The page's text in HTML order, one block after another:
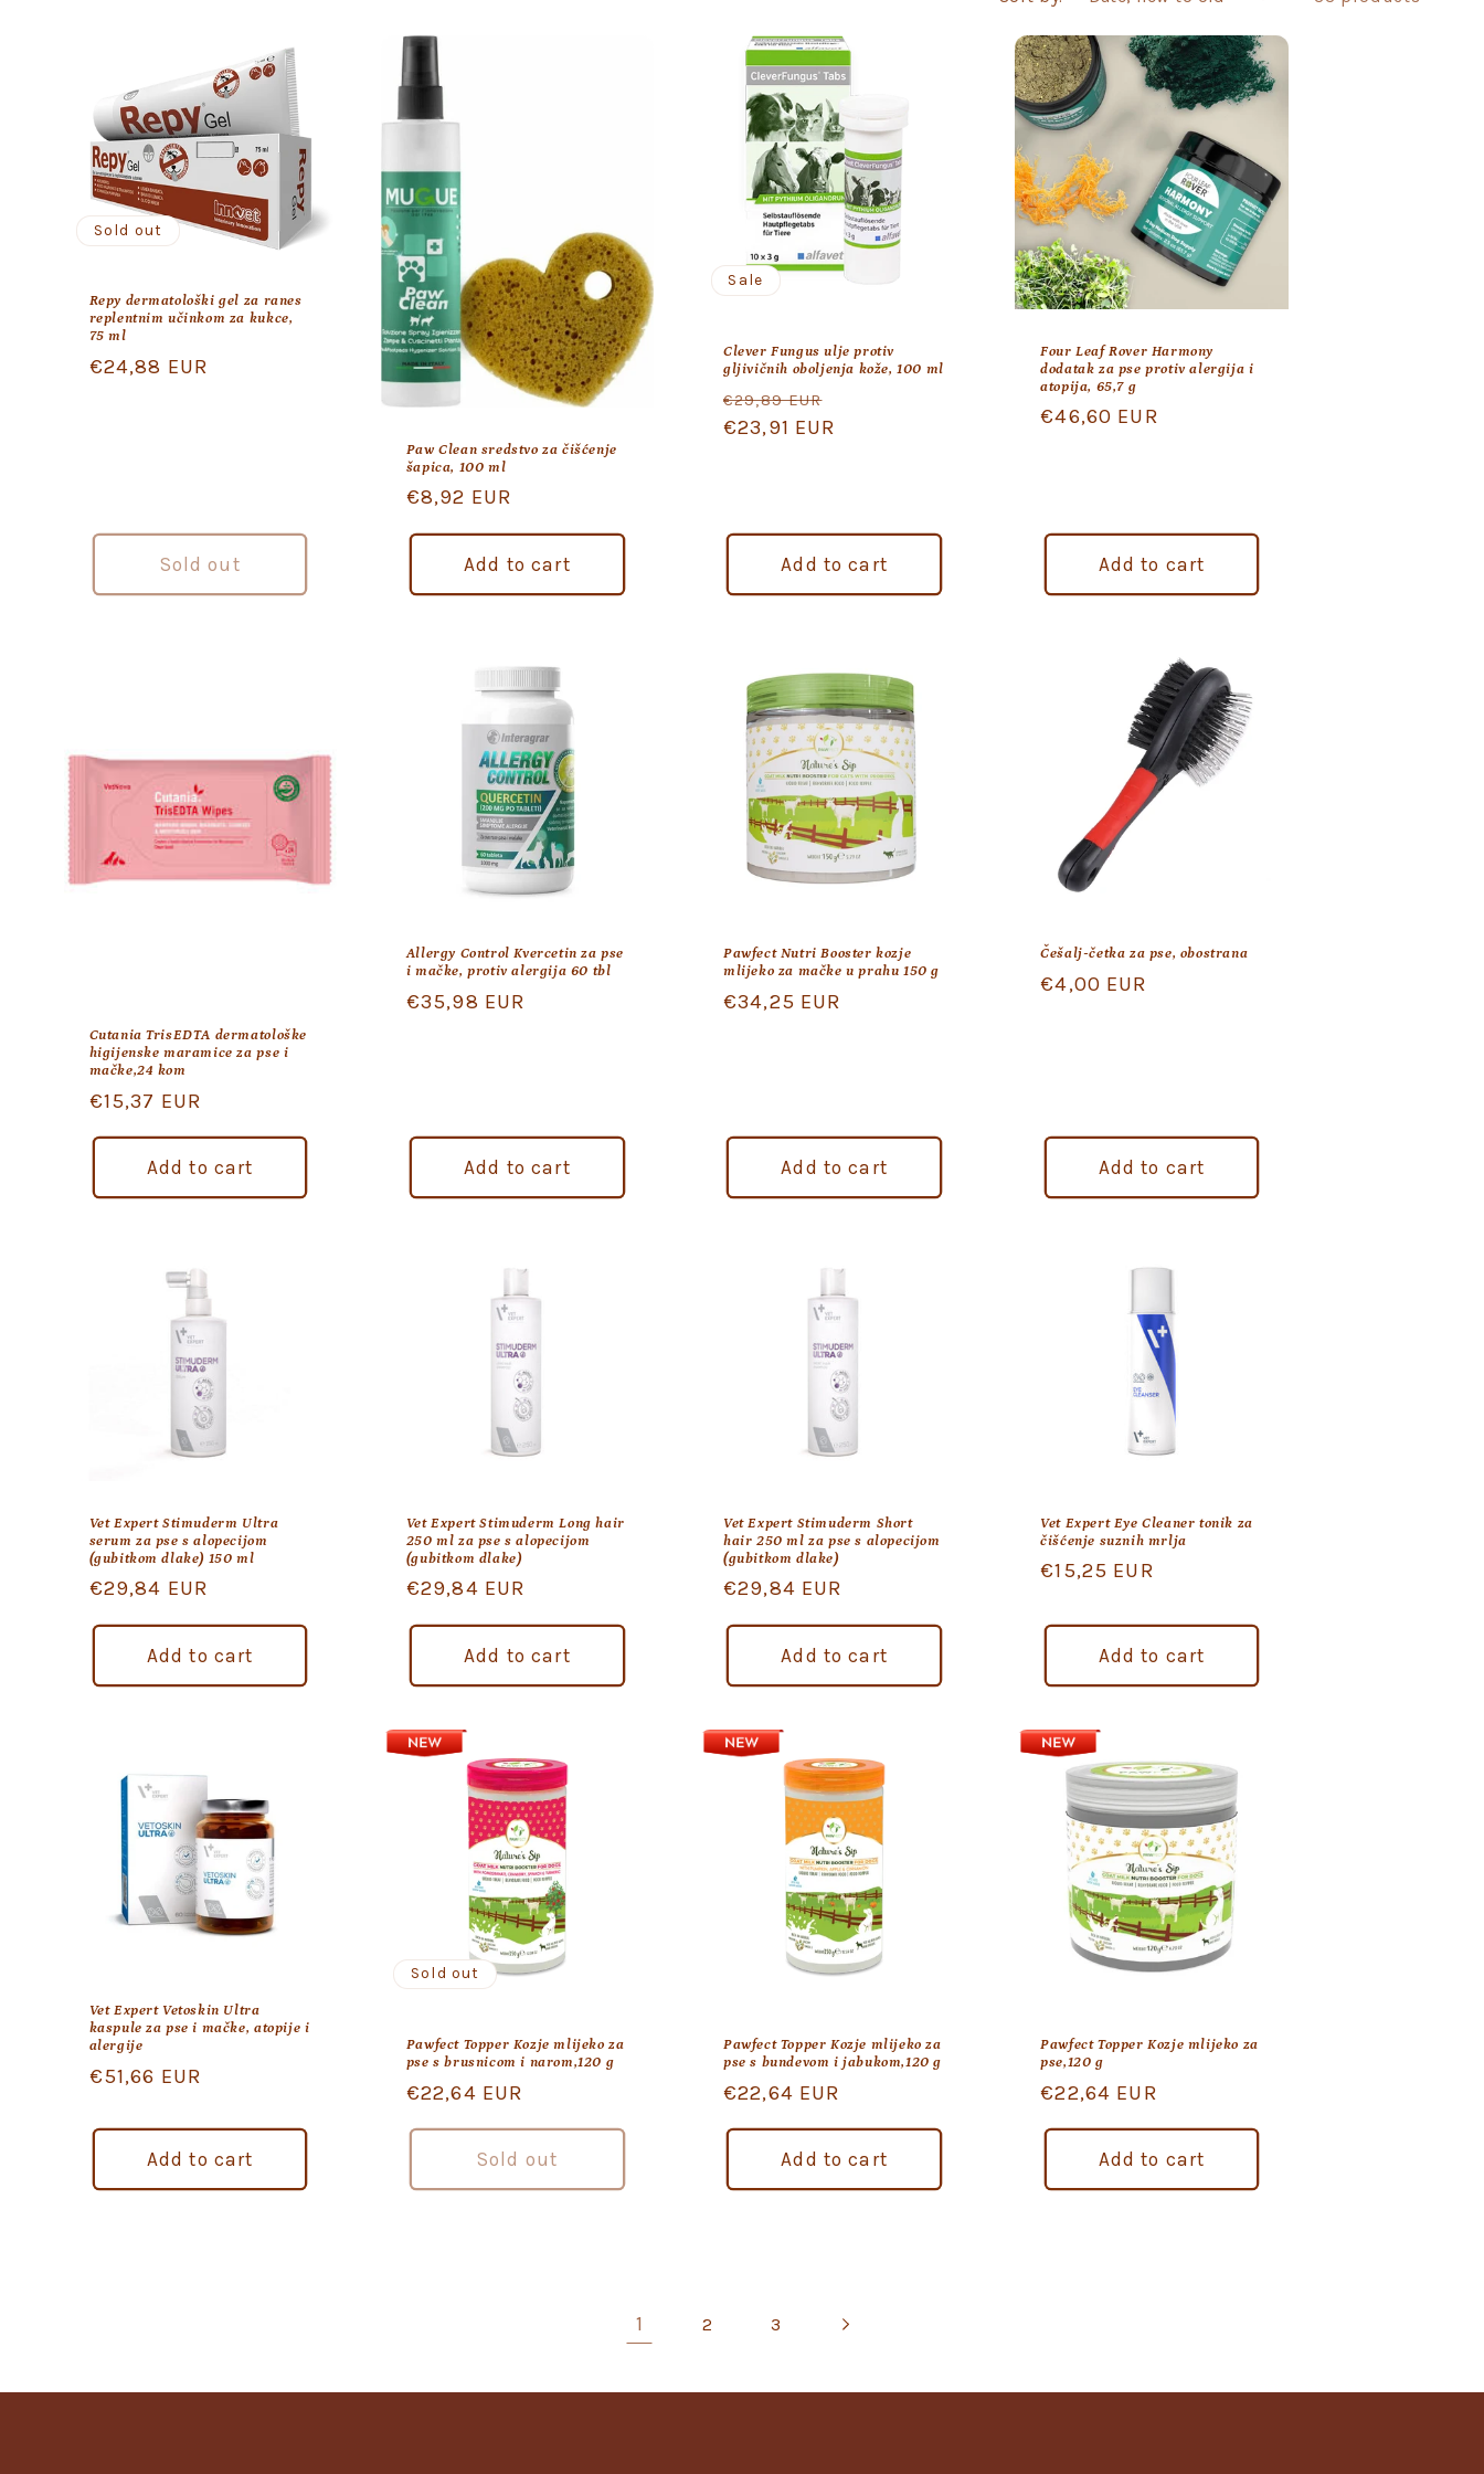
n Sold out
Repy dermatološki gel za ranes
replentnim učinkom za kukce,
75 ml
Regular
€24,88 EUR
Sold out
Paw Clean sredstvo za čišćenje
šapica, 100 ml
Regular
price
€8,92 EUR
Add to cart
Sale
Clever Fungus ulje protiv
gljivičnih oboljenja kože, 100 ml
Regular
price
€29,89 EUR
€23,91 EUR
Add to cart
Four Leaf Rover Harmony
dodatak za pse protiv alergija i
atopija, 65,7 g
Regular
€46,60 EUR
Add to cart
Cutania TrisEDTA dermatološke
higijenske maramice za pse i
mačke,24 kom
Regular
price
€15,37 EUR
Add to cart
Allergy Control Kvercetin za pse
i mačke, protiv alergija 60 tbl
Regular
€35,98 EUR
Add to cart
Pawfect Nutri Booster kozje
mlijeko za mačke u prahu 150 g
Regular
€34,25 EUR
Add to cart
Češalj-četka za pse, obostrana
Regular
€4,00 EUR
Add to cart
Vet Expert Stimuderm Ultra
serum za pse s alopecijom
(gubitkom dlake) 150 ml
Regular
price
€29,84 EUR
Add to cart
Vet Expert Stimuderm Long hair
250 ml za pse s alopecijom
(gubitkom dlake)
Regular
price
€29,84 EUR
Add to cart
Vet Expert Stimuderm Short
hair 250 ml za pse s alopecijom
(gubitkom dlake)
Regular
price
€29,84 EUR
Add to cart
Vet Expert Eye Cleaner tonik za
čišćenje suznih mrlja
Regular
€15,25 EUR
Add to cart
Vet Expert Vetoskin Ultra
kaspule za pse i mačke, atopije i
alergije
Regular
€51,66 EUR
Add to cart
Sold out
Pawfect Topper Kozje mlijeko za
pse s brusnicom i narom,120 g
Regular
price
€22,64 EUR
Sold out
Pawfect Topper Kozje mlijeko za
pse s bundevom i jabukom,120 g
Regular
price
€22,64 EUR
Add to cart
Pawfect Topper Kozje mlijeko za
pse,120 g
Regular
price
€22,64 EUR
Add to cart
1 2 3